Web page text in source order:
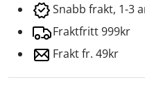
Snabb frakt, 1-3
Fraktfritt 999kr
Frakt fr. 49kr